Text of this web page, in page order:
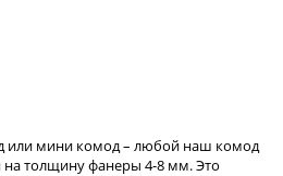
или мини комод – любой наш комод
на толщину фанеры 4-8 мм. Это